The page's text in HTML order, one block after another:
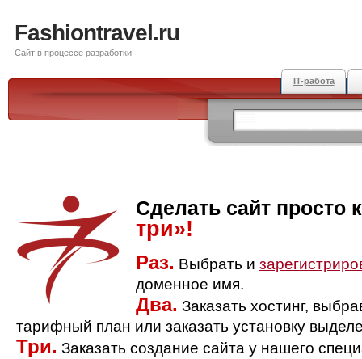
Fashiontravel.ru
Сайт в процессе разработки
IT-работа
Сделать сайт просто
три»!
Раз. Выбрать и
доменное имя.
Два. Заказать хостинг,
тарифный план или заказать установку
Три. Заказать создание сайта у нашего